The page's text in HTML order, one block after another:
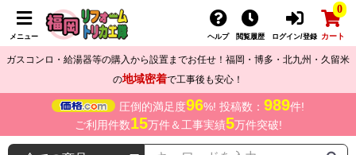
メニュー ヘルプ 閲覧履歴 ログイン/登録
0
カート
ガスコンロ・給湯器等の購入から設置までお任せ！福岡・博多・北九州・久留米
の地域密着で工事後も安心！
圧倒的満足度96%! 投稿数： 989件!
ご利用件数15万件＆工事実績5万件突破!